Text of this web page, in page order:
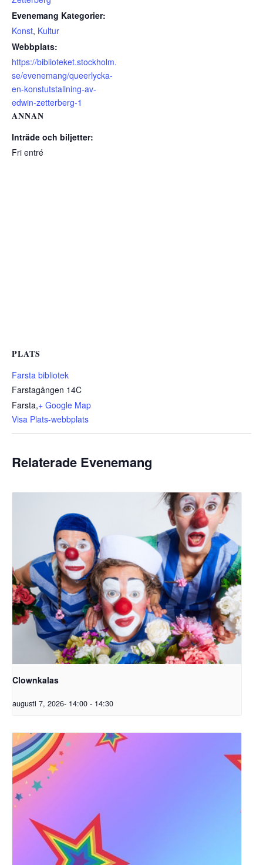
Evenemang Kategorier:
Konst, Kultur
Webbplats:
https://biblioteket.stockholm.
se/evenemang/queerlycka-
en-konstutstallning-av-
edwin-zetterberg-1
ANNAN
Inträde och biljetter:
Fri entré
PLATS
Farsta bibliotek
Farstagången 14C
Farsta,+ Google Map
Visa Plats-webbplats
Relaterade Evenemang
Clownkalas
augusti 7, 2026- 14:00 - 14:30